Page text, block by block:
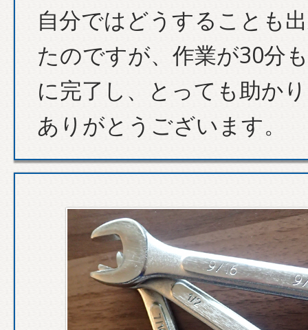
自分ではどうすることも
たのですが、作業が30分
に完了し、とっても助か
ありがとうございます。